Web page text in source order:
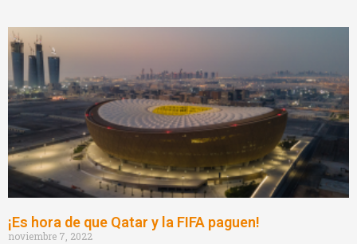
¡Es hora de que Qatar y la FIFA paguen!
noviembre 7, 2022